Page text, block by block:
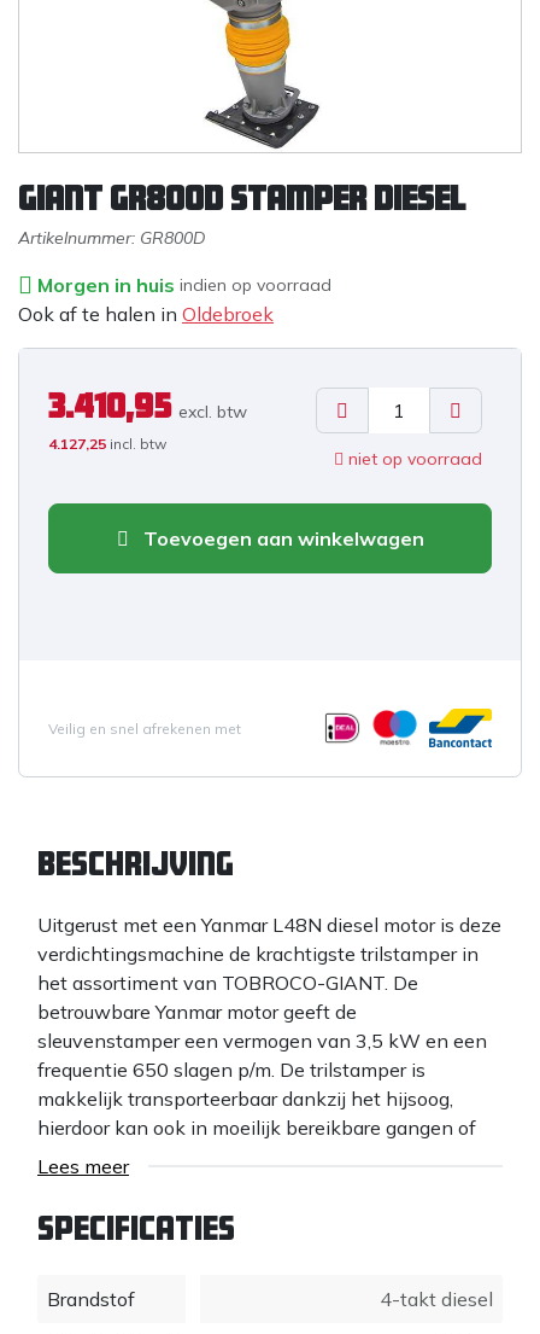
Giant GR800D stamper diesel
Artikelnummer: GR800D
Morgen in huis indien op voorraad
Ook af te halen in Oldebroek
3.410,95 excl. btw
4.127,25 incl. btw
niet op voorraad
Toevoegen aan winkelwagen
Veilig en snel afrekenen met
Beschrijving
Uitgerust met een Yanmar L48N diesel motor is deze
verdichtingsmachine de krachtigste trilstamper in
het assortiment van TOBROCO-GIANT. De
betrouwbare Yanmar motor geeft de
sleuvenstamper een vermogen van 3,5 kW en een
frequentie 650 slagen p/m. De trilstamper is
makkelijk transporteerbaar dankzij het hijsoog,
hierdoor kan ook in moeilijk bereikbare gangen of
sleuven de bodem verdicht worden.
Lees meer
Specificaties
Brandstof
4-takt diesel